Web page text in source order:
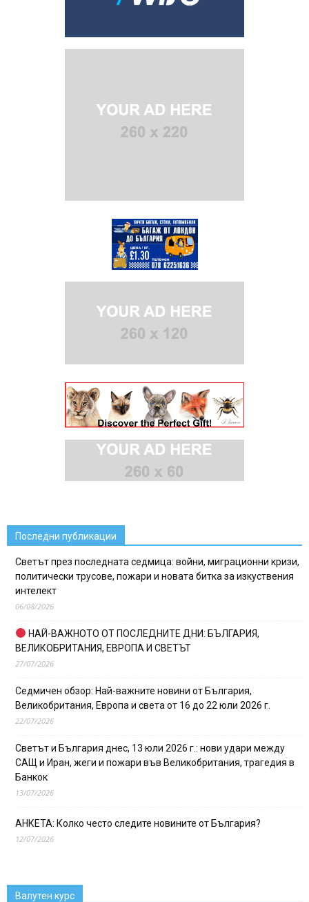
Последни публикации
Светът през последната седмица: войни, миграционни кризи,
политически трусове, пожари и новата битка за изкуствения
интелект
06/08/2026
НАЙ-ВАЖНОТО ОТ ПОСЛЕДНИТЕ ДНИ: БЪЛГАРИЯ,
ВЕЛИКОБРИТАНИЯ, ЕВРОПА И СВЕТЪТ
27/07/2026
Седмичен обзор: Най-важните новини от България,
Великобритания, Европа и света от 16 до 22 юли 2026 г.
22/07/2026
Светът и България днес, 13 юли 2026 г.: нови удари между
САЩ и Иран, жеги и пожари във Великобритания, трагедия в
Банкок
13/07/2026
АНКЕТА: Колко често следите новините от България?
12/07/2026
Валутен курс